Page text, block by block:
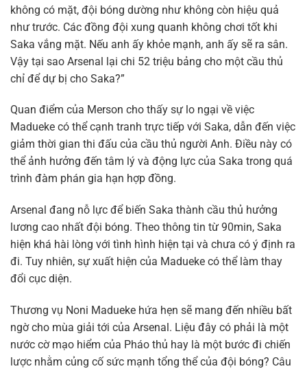
không có mặt, đội bóng dường như không còn hiệu quả
như trước. Các đồng đội xung quanh không chơi tốt khi
Saka vắng mặt. Nếu anh ấy khỏe mạnh, anh ấy sẽ ra sân.
Vậy tại sao Arsenal lại chi 52 triệu bảng cho một cầu thủ
chỉ để dự bị cho Saka?”
Quan điểm của Merson cho thấy sự lo ngại về việc
Madueke có thể cạnh tranh trực tiếp với Saka, dẫn đến việc
giảm thời gian thi đấu của cầu thủ người Anh. Điều này có
thể ảnh hưởng đến tâm lý và động lực của Saka trong quá
trình đàm phán gia hạn hợp đồng.
Arsenal đang nỗ lực để biến Saka thành cầu thủ hưởng
lương cao nhất đội bóng. Theo thông tin từ 90min, Saka
hiện khá hài lòng với tình hình hiện tại và chưa có ý định ra
đi. Tuy nhiên, sự xuất hiện của Madueke có thể làm thay
đổi cục diện.
Thương vụ Noni Madueke hứa hẹn sẽ mang đến nhiều bất
ngờ cho mùa giải tới của Arsenal. Liệu đây có phải là một
nước cờ mạo hiểm của Pháo thủ hay là một bước đi chiến
lược nhằm củng cố sức mạnh tổng thể của đội bóng? Câu